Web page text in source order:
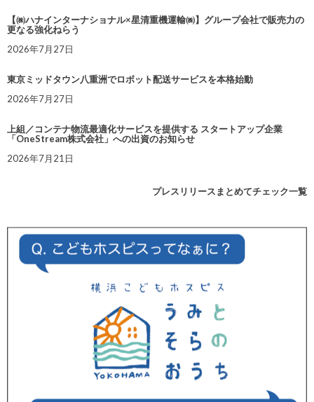
【㈱ハナインターナショナル×星清重機運輸㈱】グループ会社で販売力の
更なる強化ねらう
2026年7月27日
東京ミッドタウン八重洲でロボット配送サービスを本格始動
2026年7月27日
上組／コンテナ物流最適化サービスを提供する スタートアップ企業
「OneStream株式会社」への出資のお知らせ
2026年7月21日
プレスリリースまとめてチェック一覧